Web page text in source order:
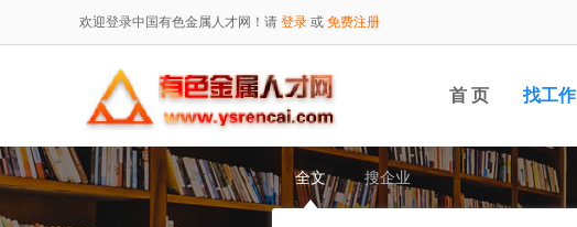
欢迎登录中国有色金属人才网！请 登录 或 免费注册
首 页 找工作
全文 搜企业